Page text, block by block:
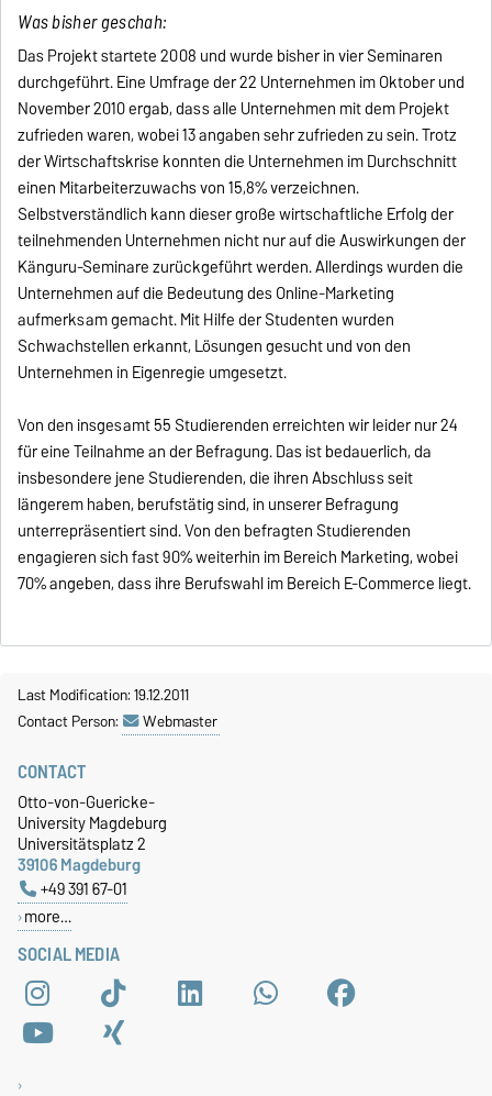
Was bisher geschah:
Das Projekt startete 2008 und wurde bisher in vier Seminaren
durchgeführt. Eine Umfrage der 22 Unternehmen im Oktober und
November 2010 ergab, dass alle Unternehmen mit dem Projekt
zufrieden waren, wobei 13 angaben sehr zufrieden zu sein. Trotz
der Wirtschaftskrise konnten die Unternehmen im Durchschnitt
einen Mitarbeiterzuwachs von 15,8% verzeichnen.
Selbstverständlich kann dieser große wirtschaftliche Erfolg der
teilnehmenden Unternehmen nicht nur auf die Auswirkungen der
Känguru-Seminare zurückgeführt werden. Allerdings wurden die
Unternehmen auf die Bedeutung des Online-Marketing
aufmerksam gemacht. Mit Hilfe der Studenten wurden
Schwachstellen erkannt, Lösungen gesucht und von den
Unternehmen in Eigenregie umgesetzt.
Von den insgesamt 55 Studierenden erreichten wir leider nur 24
für eine Teilnahme an der Befragung. Das ist bedauerlich, da
insbesondere jene Studierenden, die ihren Abschluss seit
längerem haben, berufstätig sind, in unserer Befragung
unterrepräsentiert sind. Von den befragten Studierenden
engagieren sich fast 90% weiterhin im Bereich Marketing, wobei
70% angeben, dass ihre Berufswahl im Bereich E-Commerce liegt.
Last Modification: 19.12.2011
Contact Person:
Webmaster
SOCIAL MEDIA
CONTACT
Otto-von-Guericke-
University Magdeburg
Universitätsplatz 2
39106 Magdeburg
+49 391 67-01
more…